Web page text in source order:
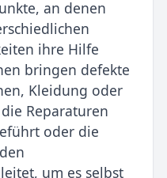
an denen
ihre Hilfe
bringen defekte
Kleidung oder
Reparaturen
oder die
um es selbst